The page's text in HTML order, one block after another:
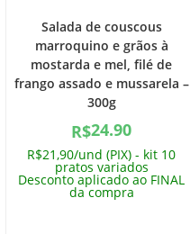
Salada de couscous
marroquino e grãos à
mostarda e mel, filé de
frango assado e mussarela –
300g
R$24.90
R$21,90/und (PIX) - kit 10
pratos variados
Desconto aplicado ao FINAL
da compra